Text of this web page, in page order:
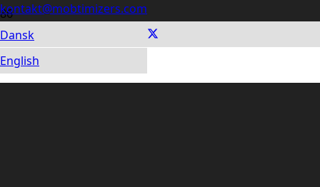
kontakt@mobtimizers.com
Dansk
English